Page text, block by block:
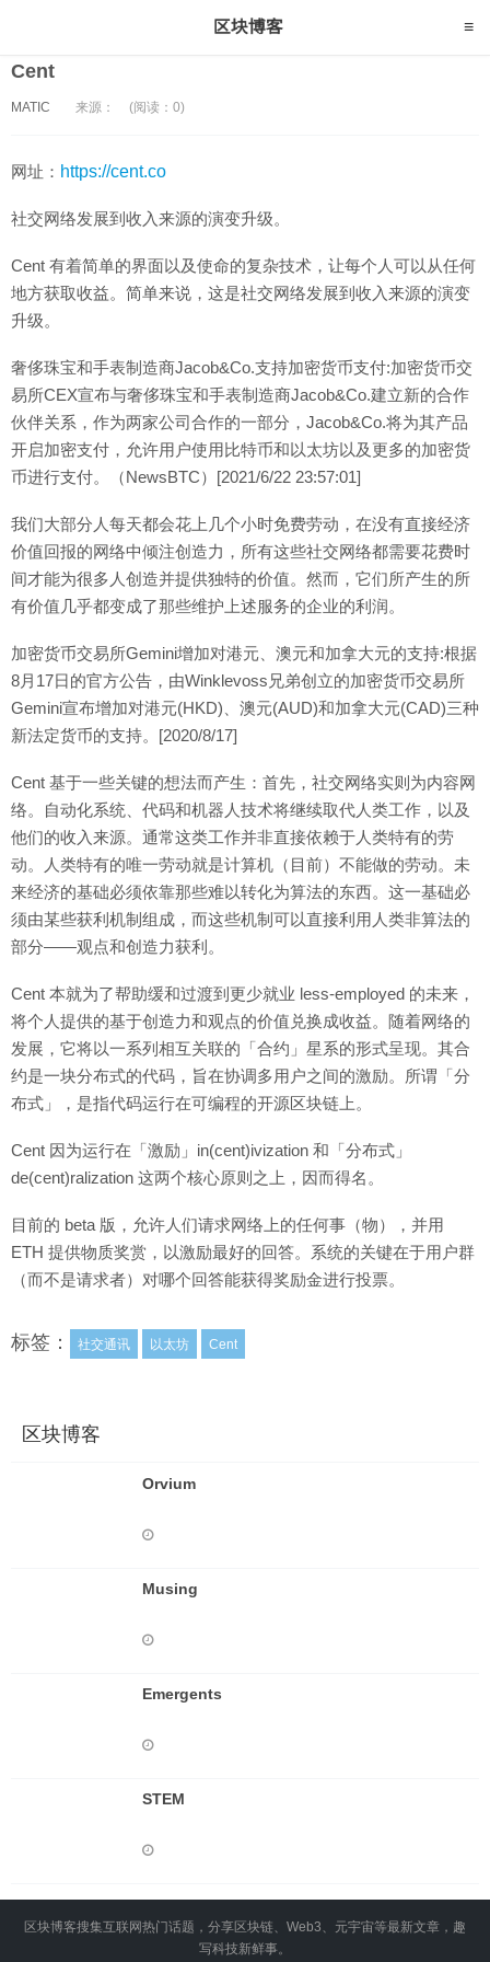
Cent
MATIC 来源： (阅读：0)
网址： https://cent.co
社交网络发展到收入来源的演变升级。
Cent 有着简单的界面以及使命的复杂技术，让每个人可以从任何
地方获取收益。简单来说，这是社交网络发展到收入来源的演变
升级。
奢侈珠宝和手表制造商Jacob&Co.支持加密货币支付:加密货币交
易所CEX宣布与奢侈珠宝和手表制造商Jacob&Co.建立新的合作
伙伴关系，作为两家公司合作的一部分，Jacob&Co.将为其产品
开启加密支付，允许用户使用比特币和以太坊以及更多的加密货
币进行支付。（NewsBTC）[2021/6/22 23:57:01]
我们大部分人每天都会花上几个小时免费劳动，在没有直接经济
价值回报的网络中倾注创造力，所有这些社交网络都需要花费时
间才能为很多人创造并提供独特的价值。然而，它们所产生的所
有价值几乎都变成了那些维护上述服务的企业的利润。
加密货币交易所Gemini增加对港元、澳元和加拿大元的支持:根据
8月17日的官方公告，由Winklevoss兄弟创立的加密货币交易所
Gemini宣布增加对港元(HKD)、澳元(AUD)和加拿大元(CAD)三种
新法定货币的支持。[2020/8/17]
Cent 基于一些关键的想法而产生：首先，社交网络实则为内容网
络。自动化系统、代码和机器人技术将继续取代人类工作，以及
他们的收入来源。通常这类工作并非直接依赖于人类特有的劳
动。人类特有的唯一劳动就是计算机（目前）不能做的劳动。未
来经济的基础必须依靠那些难以转化为算法的东西。这一基础必
须由某些获利机制组成，而这些机制可以直接利用人类非算法的
部分——观点和创造力获利。
Cent 本就为了帮助缓和过渡到更少就业 less-employed 的未来，
将个人提供的基于创造力和观点的价值兑换成收益。随着网络的
发展，它将以一系列相互关联的「合约」星系的形式呈现。其合
约是一块分布式的代码，旨在协调多用户之间的激励。所谓「分
布式」，是指代码运行在可编程的开源区块链上。
Cent 因为运行在「激励」in(cent)ivization 和「分布式」
de(cent)ralization 这两个核心原则之上，因而得名。
目前的 beta 版，允许人们请求网络上的任何事（物），并用
ETH 提供物质奖赏，以激励最好的回答。系统的关键在于用户群
（而不是请求者）对哪个回答能获得奖励金进行投票。
标签： 社交通讯 以太坊 Cent
区块博客
Orvium
Musing
Emergents
STEM
区块博客搜集互联网热门话题，分享区块链、Web3、元宇宙等最新文章，趣
写科技新鲜事。